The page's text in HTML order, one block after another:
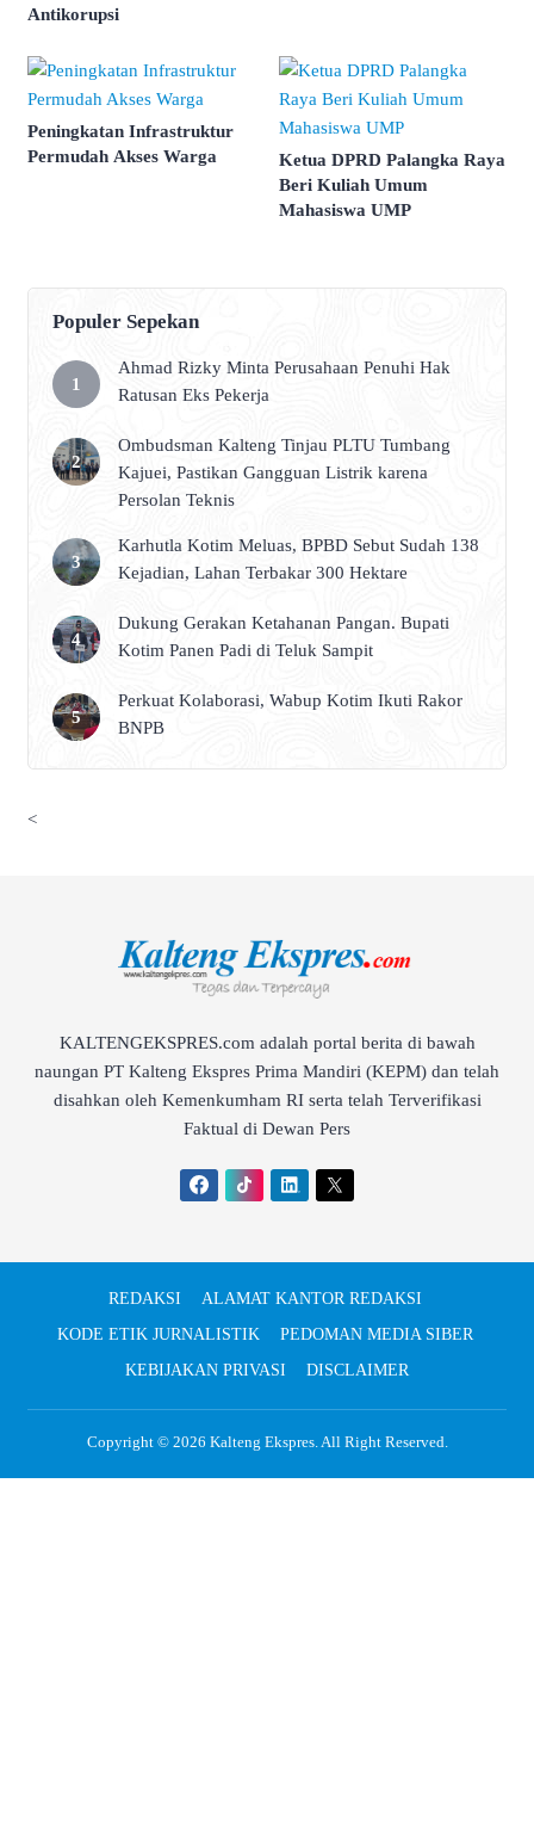
Antikorupsi
Peningkatan Infrastruktur
Permudah Akses Warga
Ketua DPRD Palangka Raya
Beri Kuliah Umum
Mahasiswa UMP
Populer Sepekan
Ahmad Rizky Minta Perusahaan Penuhi Hak
Ratusan Eks Pekerja
Ombudsman Kalteng Tinjau PLTU Tumbang
Kajuei, Pastikan Gangguan Listrik karena
Persolan Teknis
Karhutla Kotim Meluas, BPBD Sebut Sudah 138
Kejadian, Lahan Terbakar 300 Hektare
Dukung Gerakan Ketahanan Pangan. Bupati
Kotim Panen Padi di Teluk Sampit
Perkuat Kolaborasi, Wabup Kotim Ikuti Rakor
BNPB
<
KALTENGEKSPRES.com adalah portal berita di bawah
naungan PT Kalteng Ekspres Prima Mandiri (KEPM) dan telah
disahkan oleh Kemenkumham RI serta telah Terverifikasi
Faktual di Dewan Pers
REDAKSI
ALAMAT KANTOR REDAKSI
KODE ETIK JURNALISTIK
PEDOMAN MEDIA SIBER
KEBIJAKAN PRIVASI
DISCLAIMER
Copyright © 2026 Kalteng Ekspres. All Right Reserved.